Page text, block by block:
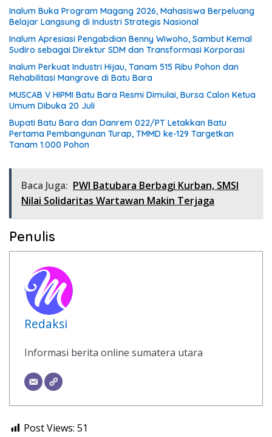
Inalum Buka Program Magang 2026, Mahasiswa Berpeluang
Belajar Langsung di Industri Strategis Nasional
Inalum Apresiasi Pengabdian Benny Wiwoho, Sambut Kemal
Sudiro sebagai Direktur SDM dan Transformasi Korporasi
Inalum Perkuat Industri Hijau, Tanam 515 Ribu Pohon dan
Rehabilitasi Mangrove di Batu Bara
MUSCAB V HIPMI Batu Bara Resmi Dimulai, Bursa Calon Ketua
Umum Dibuka 20 Juli
Bupati Batu Bara dan Danrem 022/PT Letakkan Batu
Pertama Pembangunan Turap, TMMD ke-129 Targetkan
Tanam 1.000 Pohon
Baca Juga: PWI Batubara Berbagi Kurban, SMSI
Nilai Solidaritas Wartawan Makin Terjaga
Penulis
Redaksi
Informasi berita online sumatera utara
Post Views: 51